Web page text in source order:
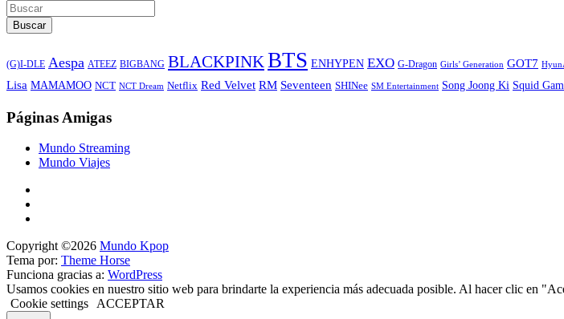
Buscar
(G)I-DLE Aespa ATEEZ BIGBANG BLACKPINKBTS ENHYPEN EXO G-Dragon Girls’ Generation GOT7
Lisa MAMAMOO NCT NCT Dream Netflix Red Velvet RM Seventeen SHINee SM Entertainment Song Joong Ki Squid
Páginas Amigas
Mundo Streaming
Mundo Viajes
Copyright ©2026 Mundo Kpop
Tema por: Theme Horse
Funciona gracias a: WordPress
Usamos cookies en nuestro sitio web para brindarte la experiencia más adecuada posible. Al hacer clic en
Cookie settings
ACCEPTAR